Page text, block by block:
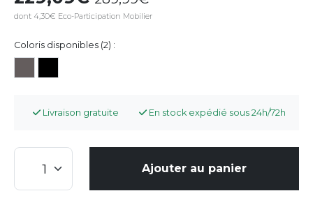
dont 4,30€ Eco-Participation Mobilier
Coloris disponibles (2) :
Livraison gratuite En stock expédié sous 24h/72h
Ajouter au panier